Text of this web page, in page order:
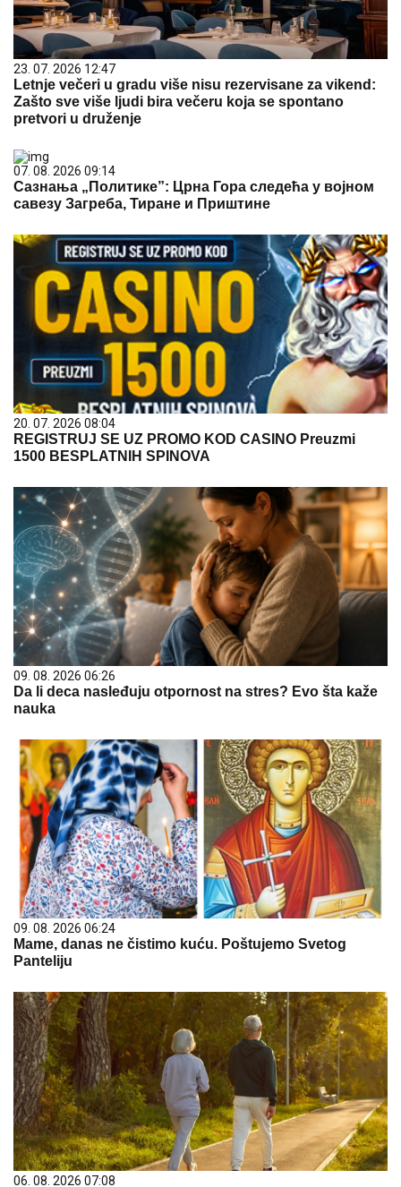
23. 07. 2026 12:47
Letnje večeri u gradu više nisu rezervisane za vikend:
Zašto sve više ljudi bira večeru koja se spontano
pretvori u druženje
07. 08. 2026 09:14
Сазнања „Политике”: Црна Гора следећа у војном
савезу Загреба, Тиране и Приштине
20. 07. 2026 08:04
REGISTRUJ SE UZ PROMO KOD CASINO Preuzmi
1500 BESPLATNIH SPINOVA
09. 08. 2026 06:26
Da li deca nasleđuju otpornost na stres? Evo šta kaže
nauka
09. 08. 2026 06:24
Mame, danas ne čistimo kuću. Poštujemo Svetog
Panteliju
06. 08. 2026 07:08